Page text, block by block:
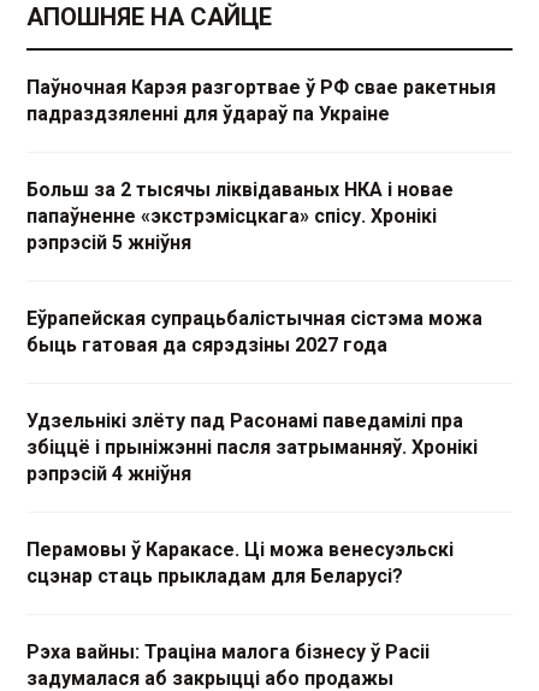
АПОШНЯЕ НА САЙЦЕ
Паўночная Карэя разгортвае ў РФ свае ракетныя
падраздзяленні для ўдараў па Украіне
Больш за 2 тысячы ліквідаваных НКА і новае
папаўненне «экстрэмісцкага» спісу. Хронікі
рэпрэсій 5 жніўня
Еўрапейская супрацьбалістычная сістэма можа
быць гатовая да сярэдзіны 2027 года
Удзельнікі злёту пад Расонамі паведамілі пра
збіццё і прыніжэнні пасля затрыманняў. Хронікі
рэпрэсій 4 жніўня
Перамовы ў Каракасе. Ці можа венесуэльскі
сцэнар стаць прыкладам для Беларусі?
Рэха вайны: Траціна малога бізнесу ў Расіі
задумалася аб закрыцці або продажы